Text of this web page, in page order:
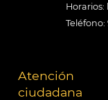
Horarios:
Teléfono:
Atención
ciudadana